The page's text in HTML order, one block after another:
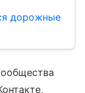
дорожные